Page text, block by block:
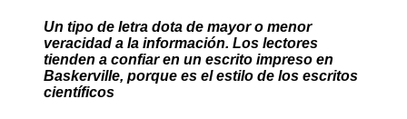
Un tipo de letra dota de mayor o menor
veracidad a la información. Los lectores
tienden a confiar en un escrito impreso en
Baskerville, porque es el estilo de los escritos
científicos